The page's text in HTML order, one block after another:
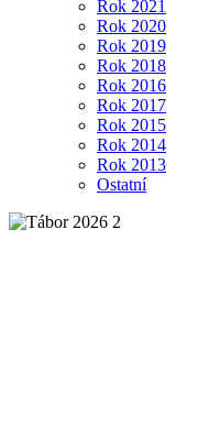
Rok 2021
Rok 2020
Rok 2019
Rok 2018
Rok 2016
Rok 2017
Rok 2015
Rok 2014
Rok 2013
Ostatní